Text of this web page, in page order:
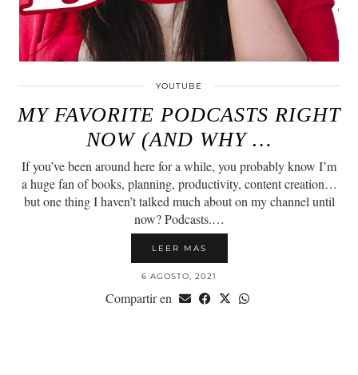
YOUTUBE
MY FAVORITE PODCASTS RIGHT
NOW (AND WHY …
If you’ve been around here for a while, you probably know I’m
a huge fan of books, planning, productivity, content creation…
but one thing I haven’t talked much about on my channel until
now? Podcasts.…
LEER MAS
6 AGOSTO, 2021
Compartir en